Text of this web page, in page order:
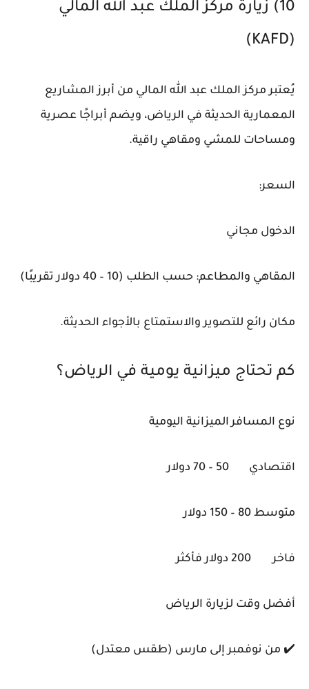
10) زيارة مركز الملك عبد الله المالي
(KAFD)
يُعتبر مركز الملك عبد الله المالي من أبرز المشاريع
المعمارية الحديثة في الرياض، ويضم أبراجًا عصرية
ومساحات للمشي ومقاهي راقية.
السعر:
الدخول مجاني
المقاهي والمطاعم: حسب الطلب (10 – 40 دولار تقريبًا)
مكان رائع للتصوير والاستمتاع بالأجواء الحديثة.
كم تحتاج ميزانية يومية في الرياض؟
نوع المسافر الميزانية اليومية
اقتصادي 50 – 70 دولار
متوسط 80 – 150 دولار
فاخر 200 دولار فأكثر
أفضل وقت لزيارة الرياض
✔️ من نوفمبر إلى مارس (طقس معتدل)